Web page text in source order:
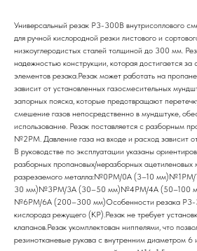
Универсальный резак Р3-300В внутрисоплового
для ручной кислородной резки листового и
низкоуглеродистых сталей толщиной до 300 мм.
надежностью конструкции, которая достигается
элементов резака.Резак может работать на
зависит от установленных газосмесительных
запорных пояска, которые предотвращают
смешение газов непосредственно в мундштуке,
использование. Резак поставляется c разборным
№2PM. Давление газа на входе и расход зависит
В руководстве по эксплуатации указаны
разборных пропановых/неразборных ацетиленовых
разрезаемого металла:№0PM/0А (3–10
30 мм)№3PM/3А (30–50 мм)№4PM/4А (50–100
№6PM/6А (200–300 мм)Особенности резака Р3-
кислорода режущего (КР).Резак не требует
клапанов.Резак укомплектован ниппелями, что
резинотканевые рукава с внутренним диаметром